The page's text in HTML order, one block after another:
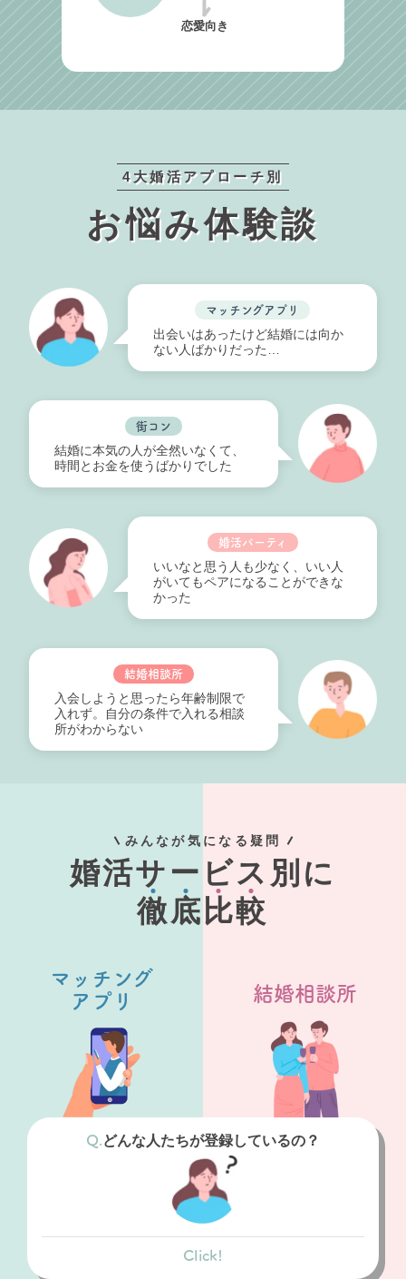
恋愛向き
4大婚活アプローチ別
お悩み体験談
マッチングアプリ
出会いはあったけど結婚には向か
ない人ばかりだった…
街コン
結婚に本気の人が全然いなくて、
時間とお金を使うばかりでした
婚活パーティ
いいなと思う人も少なく、いい人
がいてもペアになることができな
かった
結婚相談所
入会しようと思ったら年齢制限で
入れず。自分の条件で入れる相談
所がわからない
みんなが気になる疑問
婚活サービス別に
徹底 比較
マッチング
アプリ
結婚相談所
どんな人たちが登録しているの？
Click!